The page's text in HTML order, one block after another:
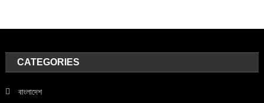
CATEGORIES
বাংলাদেশ